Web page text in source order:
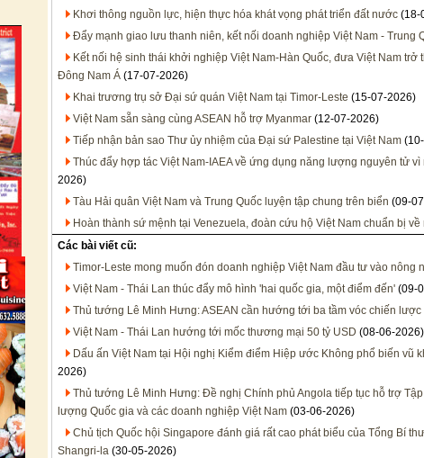
Khơi thông nguồn lực, hiện thực hóa khát vọng phát triển đất nước (18-
Đẩy mạnh giao lưu thanh niên, kết nối doanh nghiệp Việt Nam - Trung
Kết nối hệ sinh thái khởi nghiệp Việt Nam-Hàn Quốc, đưa Việt Nam trở
Đông Nam Á (17-07-2026)
Khai trương trụ sở Đại sứ quán Việt Nam tại Timor-Leste (15-07-2026)
Việt Nam sẵn sàng cùng ASEAN hỗ trợ Myanmar (12-07-2026)
Tiếp nhận bản sao Thư ủy nhiệm của Đại sứ Palestine tại Việt Nam
Thúc đẩy hợp tác Việt Nam-IAEA về ứng dụng năng lượng nguyên tử vì
2026)
Tàu Hải quân Việt Nam và Trung Quốc luyện tập chung trên biển (09-
Hoàn thành sứ mệnh tại Venezuela, đoàn cứu hộ Việt Nam chuẩn bị
Các bài viết cũ:
Timor-Leste mong muốn đón doanh nghiệp Việt Nam đầu tư vào nông
Việt Nam - Thái Lan thúc đẩy mô hình 'hai quốc gia, một điểm đến' (09-
Thủ tướng Lê Minh Hưng: ASEAN cần hướng tới ba tầm vóc chiến lược
Việt Nam - Thái Lan hướng tới mốc thương mại 50 tỷ USD (08-06-2026)
Dấu ấn Việt Nam tại Hội nghị Kiểm điểm Hiệp ước Không phổ biến vũ
2026)
Thủ tướng Lê Minh Hưng: Đề nghị Chính phủ Angola tiếp tục hỗ trợ
lượng Quốc gia và các doanh nghiệp Việt Nam (03-06-2026)
Chủ tịch Quốc hội Singapore đánh giá rất cao phát biểu của Tổng Bí
Shangri-la (30-05-2026)